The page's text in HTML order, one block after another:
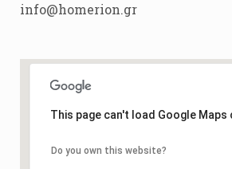
info@homerion.gr
This page can't load Google
Do you own this website?